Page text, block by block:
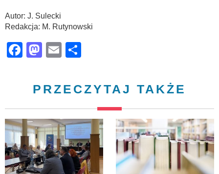
Autor: J. Sulecki
Redakcja: M. Rutynowski
Facebook
Mastodon
Email
PRZECZYTAJ TAKŻE